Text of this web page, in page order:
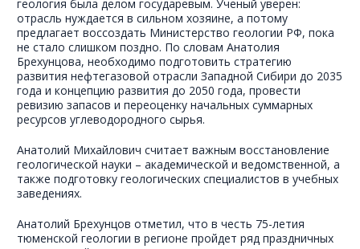
геология была делом государевым. Ученый уверен:
отрасль нуждается в сильном хозяине, а потому
предлагает воссоздать Министерство геологии РФ, пока
не стало слишком поздно. По словам Анатолия
Брехунцова, необходимо подготовить стратегию
развития нефтегазовой отрасли Западной Сибири до 2035
года и концепцию развития до 2050 года, провести
ревизию запасов и переоценку начальных суммарных
ресурсов углеводородного сырья.
Анатолий Михайлович считает важным восстановление
геологической науки – академической и ведомственной, а
также подготовку геологических специалистов в учебных
заведениях.
Анатолий Брехунцов отметил, что в честь 75-летия
тюменской геологии в регионе пройдет ряд праздничных